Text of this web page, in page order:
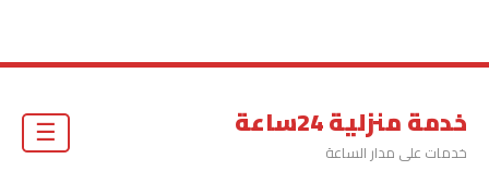
خدمة منزلية 24ساعة
خدمات على مدار الساعة
☰